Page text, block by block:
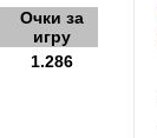
Очки за
игру
1.286